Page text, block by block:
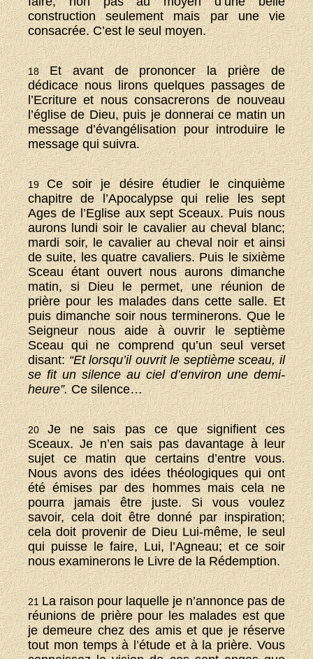
construction seulement mais par une vie
consacrée. C’est le seul moyen.
18Et avant de prononcer la prière de
dédicace nous lirons quelques passages de
l’Ecriture et nous consacrerons de nouveau
l’église de Dieu, puis je donnerai ce matin un
message d’évangélisation pour introduire le
message qui suivra.
19Ce soir je désire étudier le cinquième
chapitre de l’Apocalypse qui relie les sept
Ages de l’Eglise aux sept Sceaux. Puis nous
aurons lundi soir le cavalier au cheval blanc;
mardi soir, le cavalier au cheval noir et ainsi
de suite, les quatre cavaliers. Puis le sixième
Sceau étant ouvert nous aurons dimanche
matin, si Dieu le permet, une réunion de
prière pour les malades dans cette salle. Et
puis dimanche soir nous terminerons. Que le
Seigneur nous aide à ouvrir le septième
Sceau qui ne comprend qu’un seul verset
disant:“Et lorsqu’il ouvrit le septième sceau, il
se fit un silence au ciel d’environ une demi-
heure”. Ce silence…
20Je ne sais pas ce que signifient ces
Sceaux. Je n’en sais pas davantage à leur
sujet ce matin que certains d’entre vous.
Nous avons des idées théologiques qui ont
été émises par des hommes mais cela ne
pourra jamais être juste. Si vous voulez
savoir, cela doit être donné par inspiration;
cela doit provenir de Dieu Lui-même, le seul
qui puisse le faire, Lui, l’Agneau; et ce soir
nous examinerons le Livre de la Rédemption.
21La raison pour laquelle je n’annonce pas de
réunions de prière pour les malades est que
je demeure chez des amis et que je réserve
tout mon temps à l’étude et à la prière. Vous